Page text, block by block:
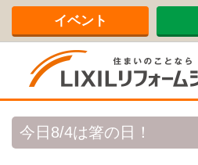
イベント
今日8/4は箸の日！